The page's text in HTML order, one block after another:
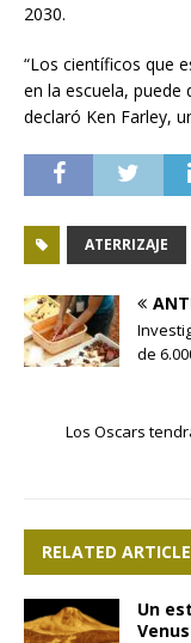
2030.
“Los científicos que
en la escuela, puede
declaró Ken Farley,
ATERRIZAJE
de
Los Oscars
RELATED
Un